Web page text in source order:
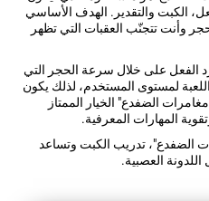
الكبت والتقدير. الهدف الأساسي
وأنت تتجنّب العقبات التي تظهر
الفعل على خلال سرعة الحجر التي
لمستوى المستخدم، لذلك يكون
يكون "مغامرات الضفدع" الخيار الممتاز
المهارات المعرفية.
الضفدع"، تدريب الكبت وتساعد
العصبية.